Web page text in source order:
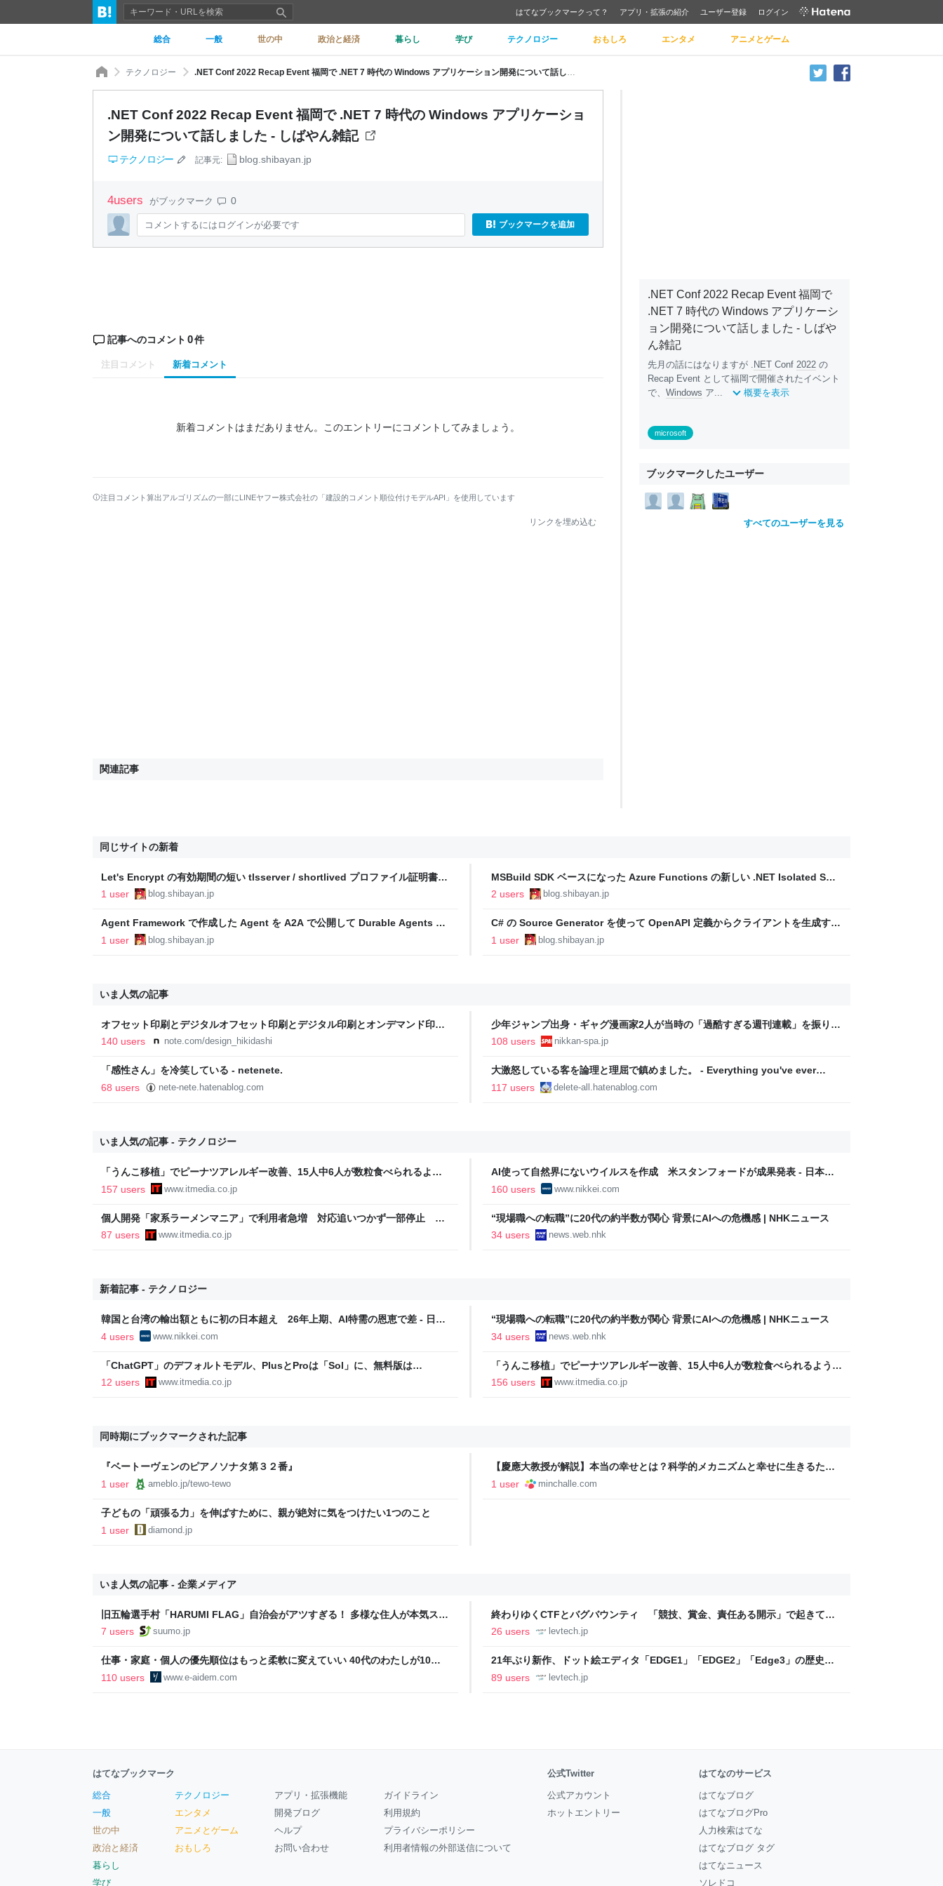
はてなブックマークって？ アプリ・拡張の紹介 ユーザー登録 ログイン
総合 一般 世の中 政治と経済 暮らし 学び テクノロジー おもしろ エンタメ アニメとゲーム
テクノロジー
.NET Conf 2022 Recap Event 福岡で .NET 7 時代の Windows アプリケーショ
ン開発について話しました - しばやん雑記
テクノロジー 記事元: blog.shibayan.jp
4users がブックマーク 0
コメントするにはログインが必要です ブックマークを追加
記事へのコメント 0件
注目コメント 新着コメント
新着コメントはまだありません。 このエントリーにコメントしてみましょう。
注目コメント算出アルゴリズムの一部にLINEヤフー株式会社の「建設的コメント順位付けモデルAPI」を使用しています
リンクを埋め込む
関連記事
.NET Conf 2022 Recap Event 福岡で
.NET 7 時代の Windows アプリケーシ
ョン開発について話しました - しばや
ん雑記
先月の話にはなりますが . NET Conf 2022 の
Recap Event として福岡で開催されたイベント
で、 Windows ア... 概要を表示
microsoft
ブックマークしたユーザー
すべてのユーザーを見る
同じサイトの新着
Let's Encrypt の有効期間の短い tlsserver / shortlived プロファイル証明書と
向き合う - しばやん雑記
1 user blog.shibayan.jp
MSBuild SDK ベースになった Azure Functions の新しい .NET Isolated SDK
がプレビューに - しばやん雑記
2 users blog.shibayan.jp
Agent Framework で作成した Agent を A2A で公開して Durable Agents か
ら利用する - しばやん雑記
1 user blog.shibayan.jp
C# の Source Generator を使って OpenAPI 定義からクライアントを生成する
ライブラリを公開しました - しばやん雑記
1 user blog.shibayan.jp
いま人気の記事
オフセット印刷とデジタルオフセット印刷とデジタル印刷とオンデマンド印刷
と。｜デザインのひきだし 津田淳子
140 users note.com/design_hikidashi
少年ジャンプ出身・ギャグ漫画家2人が当時の「過酷すぎる週刊連載」を振り返
る。「ヘルニアで入院しても原稿は落とさない」ストイックな舞台裏 | 日刊
108 users nikkan-spa.jp
「感性さん」を冷笑している - netenete.
68 users
nete-nete.hatenablog.com
大激怒している客を論理と理屈で鎮めました。 - Everything you've ever
Dreamed
117 users delete-all.hatenablog.com
いま人気の記事 - テクノロジー
「うんこ移植」でピーナツアレルギー改善、15人中6人が数粒食べられるよう
に ヒトの実証は初 Science系列誌掲載
157 users www.itmedia.co.jp
AI使って自然界にないウイルスを作成 米スタンフォードが成果発表 - 日本経
済新聞
160 users www.nikkei.com
個人開発「家系ラーメンマニア」で利用者急増 対応追いつかず一部停止
「より信頼していただけるアプリに」
87 users www.itmedia.co.jp
“現場職への転職”に20代の約半数が関心 背景にAIへの危機感 | NHKニュース
34 users
news.web.nhk
新着記事 - テクノロジー
韓国と台湾の輸出額ともに初の日本超え 26年上期、AI特需の恩恵で差 - 日本
経済新聞
4 users www.nikkei.com
“現場職への転職”に20代の約半数が関心 背景にAIへの危機感 | NHKニュース
34 users
news.web.nhk
「ChatGPT」のデフォルトモデル、PlusとProは「Sol」に、無料版は
「Luna」でテキストチャット無制限に
12 users www.itmedia.co.jp
「うんこ移植」でピーナツアレルギー改善、15人中6人が数粒食べられるよう
に ヒトの実証は初 Science系列誌掲載
156 users www.itmedia.co.jp
同時期にブックマークされた記事
『ベートーヴェンのピアノソナタ第３２番』
1 user
ameblo.jp/tewo-tewo
【慶應大教授が解説】本当の幸せとは？科学的メカニズムと幸せに生きるため
のヒント
1 user minchalle.com
子どもの「頑張る力」を伸ばすために、親が絶対に気をつけたい1つのこと
1 user
diamond.jp
いま人気の記事 - 企業メディア
旧五輪選手村「HARUMI FLAG」自治会がアツすぎる！ 多様な住人が本気スキ
ルで挑む、盆踊り2万人集客や交通改善など“街の価値向上”戦略 東京・中央
7 users suumo.jp
終わりゆくCTFとバグバウンティ 「競技、賞金、責任ある開示」で起きてい
ること【フォーカス】 - レバテックLAB
26 users levtech.jp
仕事・家庭・個人の優先順位はもっと柔軟に変えていい 40代のわたしが10年
後の自分に伝えたいこと - りっすん by イーアイデム
110 users www.e-aidem.com
21年ぶり新作、ドット絵エディタ「EDGE1」「EDGE2」「Edge3」の歴史に
ついて作者に聞く【フォーカス】 - レバテックLAB
89 users levtech.jp
はてなブックマーク
総合
一般
世の中
政治と経済
暮らし
学び
テクノロジー
エンタメ
アニメとゲーム
おもしろ
アプリ・拡張機能
開発ブログ
ヘルプ
お問い合わせ
ガイドライン
利用規約
プライバシーポリシー
利用者情報の外部送信について
公式Twitter
公式アカウント
ホットエントリー
はてなのサービス
はてなブログ
はてなブログPro
人力検索はてな
はてなブログ タグ
はてなニュース
ソレドコ